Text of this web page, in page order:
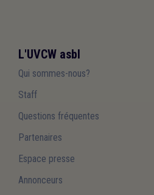
L'UVCW asbl
Qui sommes-nous?
Staff
Questions fréquentes
Partenaires
Espace presse
Annonceurs